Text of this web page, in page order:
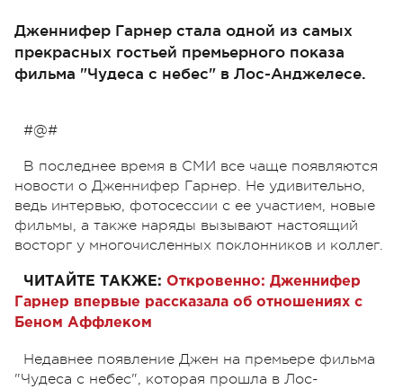
Дженнифер Гарнер стала одной из самых
прекрасных гостьей премьерного показа
фильма "Чудеса с небес" в Лос-Анджелесе.
#@#
В последнее время в СМИ все чаще появляются
новости о Дженнифер Гарнер. Не удивительно,
ведь интервью, фотосессии с ее участием, новые
фильмы, а также наряды вызывают настоящий
восторг у многочисленных поклонников и коллег.
ЧИТАЙТЕ ТАКЖЕ: Откровенно: Дженнифер
Гарнер впервые рассказала об отношениях с
Беном Аффлеком
Недавнее появление Джен на премьере фильма
"Чудеса с небес", которая прошла в Лос-